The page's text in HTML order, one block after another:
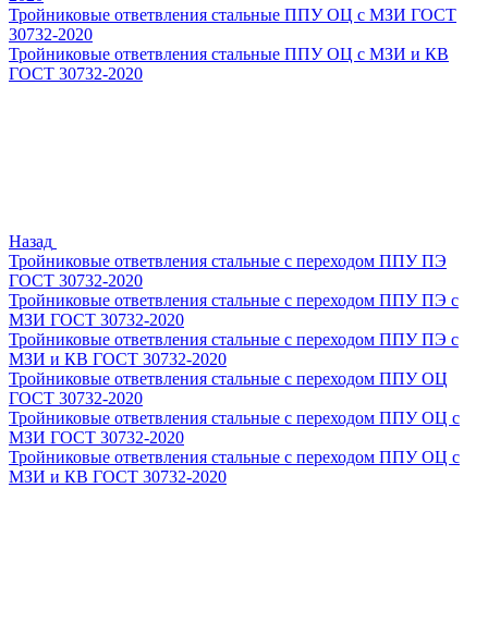
Тройниковые ответвления стальные ППУ ОЦ с МЗИ ГОСТ
30732-2020
Тройниковые ответвления стальные ППУ ОЦ с МЗИ и КВ
ГОСТ 30732-2020
Назад
Тройниковые ответвления стальные с переходом ППУ ПЭ
ГОСТ 30732-2020
Тройниковые ответвления стальные с переходом ППУ ПЭ с
МЗИ ГОСТ 30732-2020
Тройниковые ответвления стальные с переходом ППУ ПЭ с
МЗИ и КВ ГОСТ 30732-2020
Тройниковые ответвления стальные с переходом ППУ ОЦ
ГОСТ 30732-2020
Тройниковые ответвления стальные с переходом ППУ ОЦ с
МЗИ ГОСТ 30732-2020
Тройниковые ответвления стальные с переходом ППУ ОЦ с
МЗИ и КВ ГОСТ 30732-2020